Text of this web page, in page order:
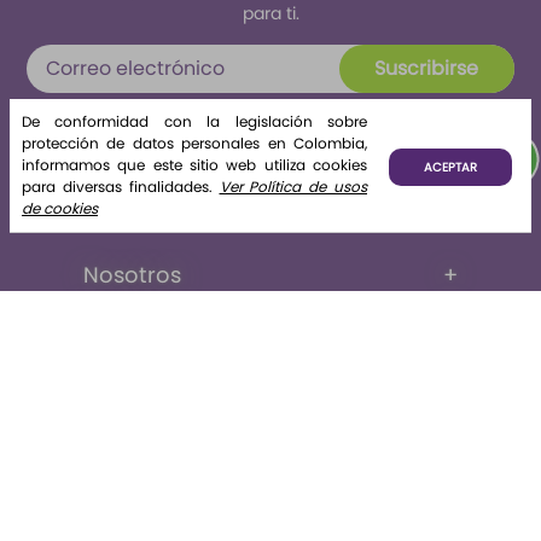
para ti.
Suscribirse
Al enviar tus datos declaras haber leído y aceptado el
tratamiento de datos personales
Nosotros
+
De conformidad con la legislación sobre
protección de datos personales en Colombia,
informamos que este sitio web utiliza cookies
para diversas finalidades. Ver Política de usos
de cookies
ACEPTAR